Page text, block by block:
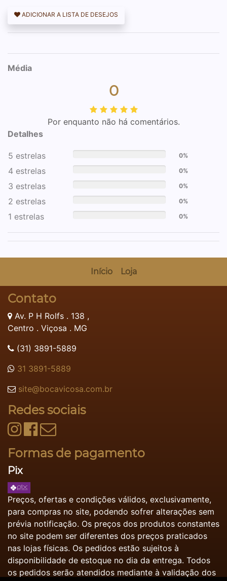
ADICIONAR A LISTA DE DESEJOS
Média
0
Por enquanto não há comentários.
Detalhes
5 estrelas 0%
4 estrelas 0%
3 estrelas 0%
2 estrelas 0%
1 estrelas 0%
Início Loja
Contato
Av. P H Rolfs . 138 ,
Centro . Viçosa . MG
(31) 3891-5889
31 3891-5889
site@bocavicosa.com.br
Redes sociais
Formas de pagamento
Pix
Preços, ofertas e condições válidos, exclusivamente,
para compras no site, podendo sofrer alterações sem
prévia notificação. Os preços dos produtos constantes
no site podem ser diferentes dos preços praticados
nas lojas físicas. Os pedidos estão sujeitos à
disponibilidade de estoque no dia da entrega. Todos
os pedidos serão atendidos mediante à validação dos